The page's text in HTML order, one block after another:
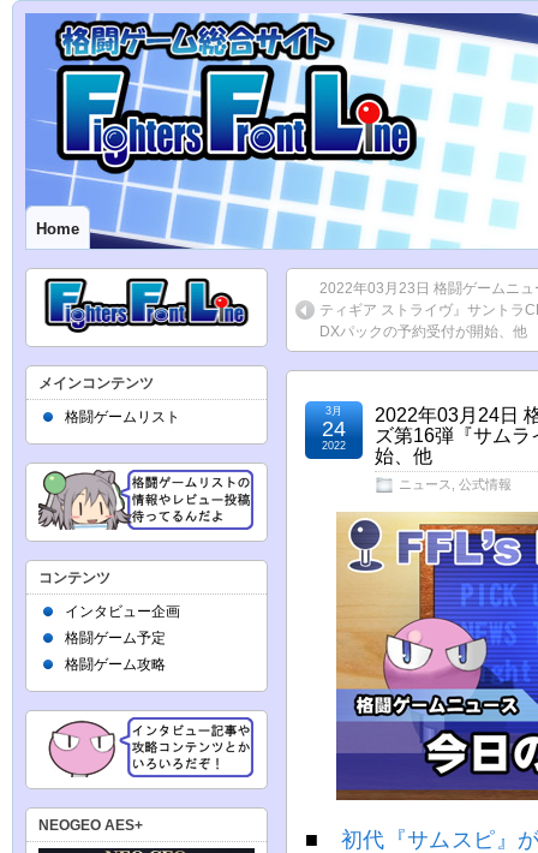
Home
2022年03月23日 格闘ゲームニ
ティギア ストライヴ』サントラ
DXパックの予約受付が開始、他
2022年03月24日
ズ第16弾『サム
始、他
ニュース 公式情報
3月
24
2022
■ 初代『サムスピ』
メインコンテンツ
格闘ゲームリスト
コンテンツ
インタビュー企画
格闘ゲーム予定
格闘ゲーム攻略
NEOGEO AES+